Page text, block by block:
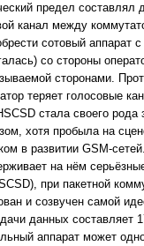
предел
канал между
сотовый
со стороны
сторонами.
теряет голосовые
стала своего рода
хотя пробыла на
в развитии GSM-
на нём
при пакетной
и созвучен самой
данных составляет
аппарат может